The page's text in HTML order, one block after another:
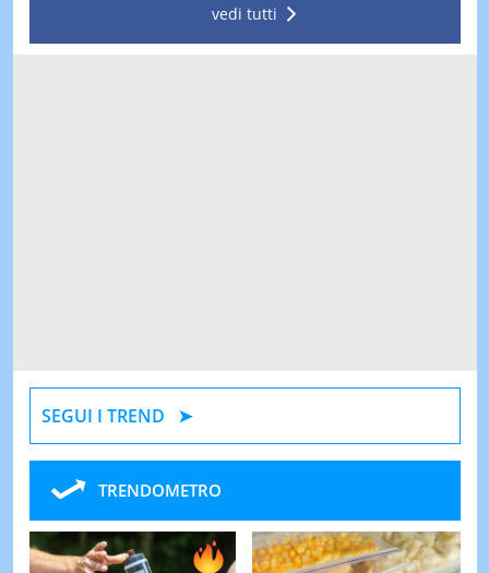
vedi tutti
SEGUI I TREND
TRENDOMETRO